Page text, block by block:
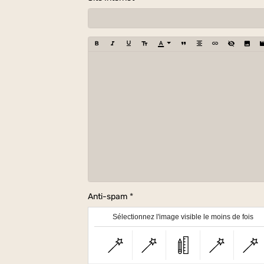
Anti-spam
Sélectionnez l'image visible le moins de fois